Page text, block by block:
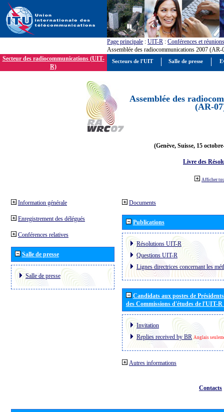
Page principale : UIT-R : Conférences et réunions
Assemblée des radiocommunications 2007 (AR-
Secteur des radiocommunications (UIT-
R)
Assemblée des
(AR-
(Genève, Suisse, 15
Livre des
Afficher
Information générale
Enregistrement des délégués
Conférences relatives
Salle de presse
Salle de presse
Documents
Publications
Résolutions UIT-R
Questions UIT-R
Lignes directrices concernant les
Candidats aux postes de
des Commissions d'études de l'UIT-
Invitation
Replies received by BR Anglais
Autres informations
Contacts
Secteurs de l'UIT Salle de presse